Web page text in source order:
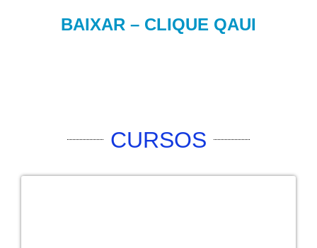
BAIXAR – CLIQUE QAUI
CURSOS